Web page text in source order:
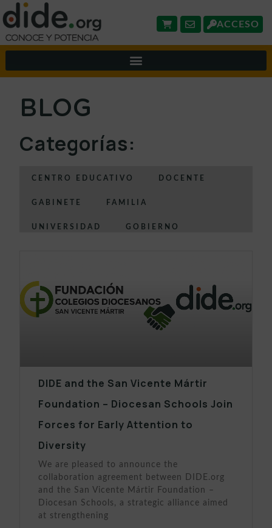
ACCESO
BLOG
Categorías:
CENTRO EDUCATIVO DOCENTE
GABINETE FAMILIA
UNIVERSIDAD GOBIERNO
DIDE and the San Vicente Mártir
Foundation – Diocesan Schools Join
Forces for Early Attention to
Diversity
We are pleased to announce the
collaboration agreement between DIDE.org
and the San Vicente Mártir Foundation –
Diocesan Schools, a strategic alliance aimed
at strengthening